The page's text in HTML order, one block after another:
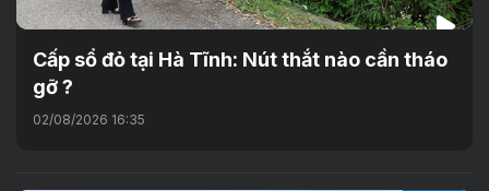
Cấp sổ đỏ tại Hà Tĩnh: Nút thắt nào cần tháo
gỡ ?
02/08/2026 16:35